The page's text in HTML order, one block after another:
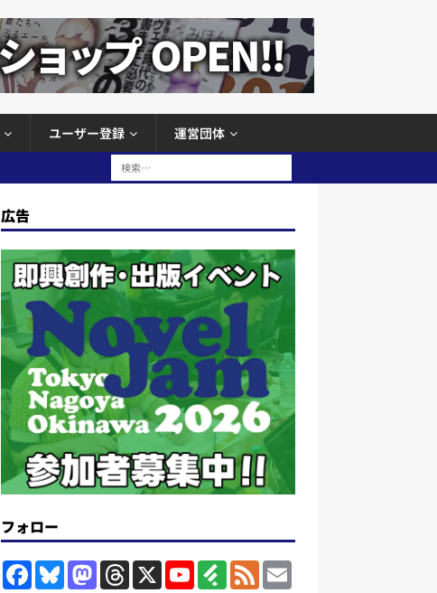
ユーザー登録 運営団体
広告
フォロー
F
a
B
l
M
a
T
h
X
Y
o
F
e
F
e
E
m